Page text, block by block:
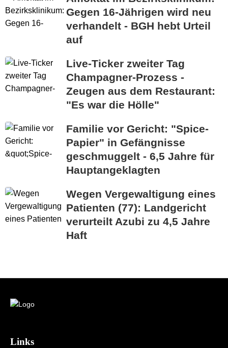
Gegen 16-Jährigen wird neu
verhandelt - BGH hebt Urteil
auf
Live-Ticker zweiter Tag
Champagner-Prozess -
Zeugen aus dem Restaurant:
"Es war die Hölle"
Familie vor Gericht: "Spice-
Papier" in Gefängnisse
geschmuggelt - 6,5 Jahre für
Hauptangeklagten
Wegen Vergewaltigung eines
Patienten (77): Landgericht
verurteilt Azubi zu 4,5 Jahre
Haft
Links